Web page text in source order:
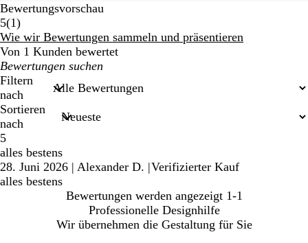
Bewertungsvorschau
5(11
Bewertungen
)
Wie wir Bewertungen sammeln und präsentieren
Von 1 Kunden bewertet
Meine
Sucheingaben
Filtern
nach
Sortieren
nach
5
alles bestens
28. Juni 2026 | Alexander D. |Verifizierter Kauf
alles bestens
Bewertungen werden angezeigt 1-1
Professionelle Designhilfe
Wir übernehmen die Gestaltung für Sie